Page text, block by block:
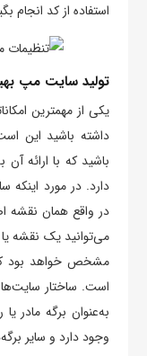
استفاده از کد انجام
تولید سایت مپ
یکی از مهمترین
داشته باشید این
باشید که با ارائه
دارد. در مورد
در واقع همان نقشه
مشخص خواهد بود
است. ساختار
به‌عنوان برگه
وجود دارد و سایر